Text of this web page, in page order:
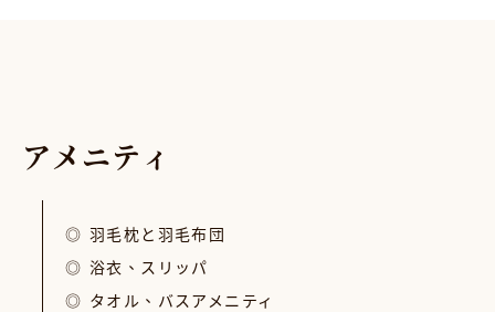
アメ ニティ
羽毛枕と羽毛布団
浴衣、スリッパ
タオル、バスアメニティ